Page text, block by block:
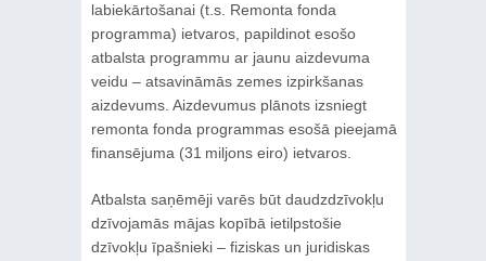
labiekārtošanai (t.s. Remonta fonda
programma) ietvaros, papildinot esošo
atbalsta programmu ar jaunu aizdevuma
veidu – atsavināmās zemes izpirkšanas
aizdevums. Aizdevumus plānots izsniegt
remonta fonda programmas esošā pieejamā
finansējuma (31 miljons eiro) ietvaros.
Atbalsta saņēmēji varēs būt daudzdzīvokļu
dzīvojamās mājas kopībā ietilpstošie
dzīvokļu īpašnieki – fiziskas un juridiskas